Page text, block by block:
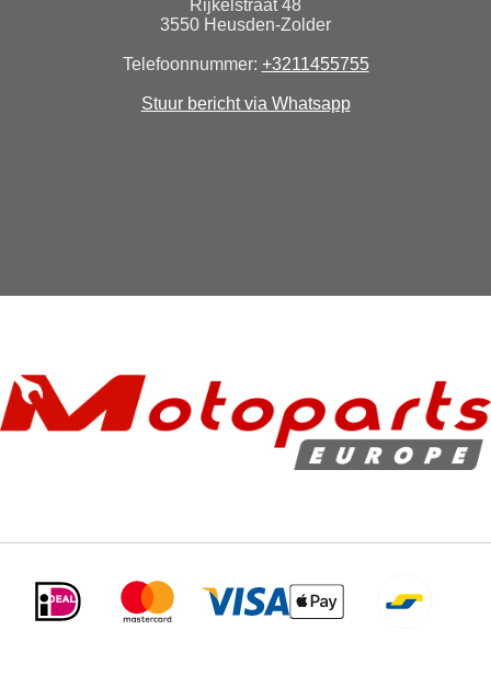
Rijkelstraat 48
3550 Heusden-Zolder
Telefoonnummer: +3211455755
Stuur bericht via Whatsapp